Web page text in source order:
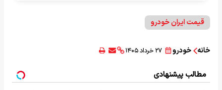
قیمت ایران خودرو
خانه خودرو ۲۷ خرداد ۱۴۰۵
مطالب پیشنهادی